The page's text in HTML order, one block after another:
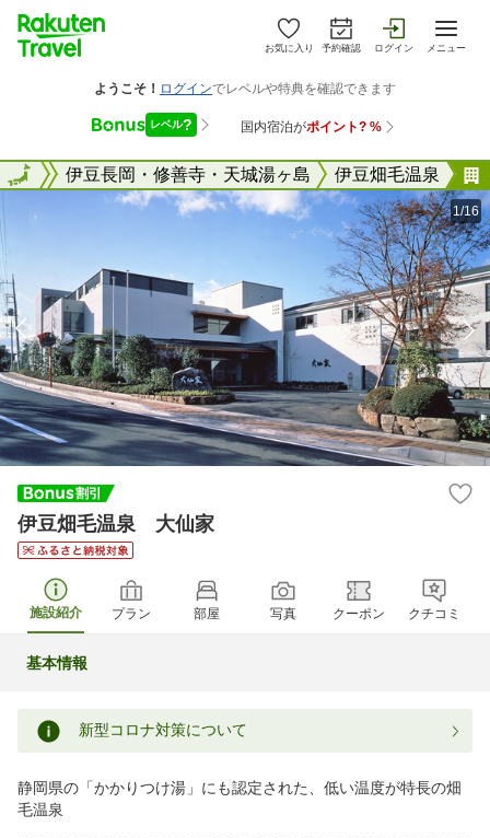
お気に入り 予約確認 ログイン メニュー
岡県 伊豆長岡・修善寺・天城湯ヶ島 伊豆畑毛温泉
全国
1/16
伊豆畑毛温泉 大仙家
施設紹介 プラン 部屋 写真 クーポン クチコミ
基本情報
新型コロナ対策について
静岡県の「かかりつけ湯」にも認定された、低い温度が特長の畑
毛温泉